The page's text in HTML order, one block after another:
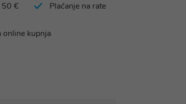
50 € Plaćanje na rate
online kupnja